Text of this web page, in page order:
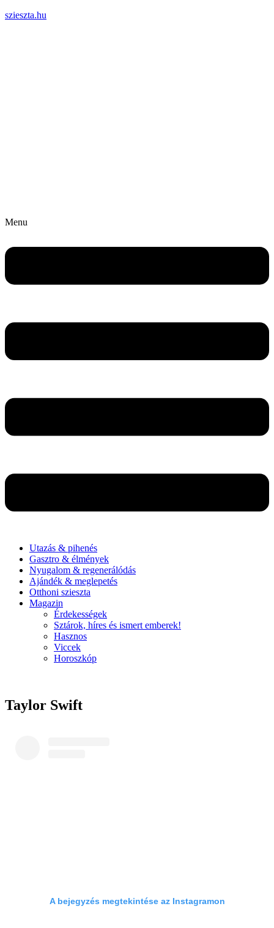
szieszta.hu
Menu
Utazás & pihenés
Gasztro & élmények
Nyugalom & regenerálódás
Ajándék & meglepetés
Otthoni szieszta
Magazin
Érdekességek
Sztárok, híres és ismert emberek!
Hasznos
Viccek
Horoszkóp
Taylor Swift
A bejegyzés megtekintése az Instagramon